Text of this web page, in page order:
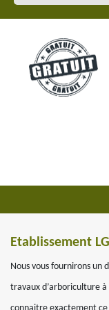
Etablissement
Nous vous fournirons un
travaux d’arboriculture